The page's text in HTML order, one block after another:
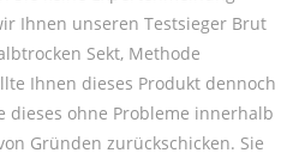
Ihnen unseren Testsieger Brut
Sekt, Methode
Ihnen dieses Produkt dennoch
dieses ohne Probleme innerhalb
Gründen zurückschicken. Sie